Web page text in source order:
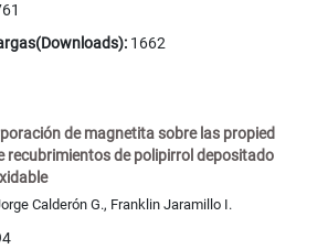
1662
de magnetita sobre las propied
recubrimientos de polipirrol depositado
Calderón G., Franklin Jaramillo I.